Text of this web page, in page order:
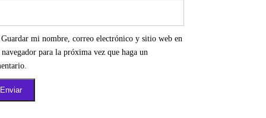
Guardar mi nombre, correo electrónico y sitio web en
navegador para la próxima vez que haga un